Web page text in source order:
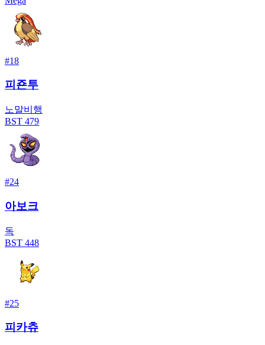
#18
피죤투
노말비행
BST 479
#24
아보크
독
BST 448
#25
피카츄